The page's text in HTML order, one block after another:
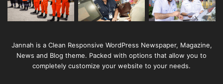
Jannah is a Clean Responsive WordPress Newspaper, Magazine,
News and Blog theme. Packed with options that allow you to
completely customize your website to your needs.